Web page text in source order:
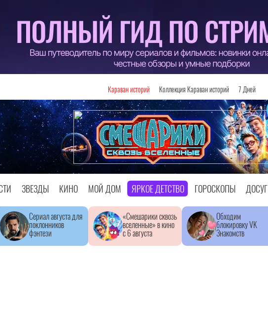
Караван историй Коллекция Караван историй 7 Дней
ЗВЕЗДЫ КИНО МОЙ ДОМ ЯРКОЕ ДЕТСТВО ГОРОСКОПЫ ДОСУГ
Сериал августа для
поклонников
фэнтези
«Смешарики сквозь
вселенные» в кино
с 6 августа
Обходим
блокировку VK
Знакомств